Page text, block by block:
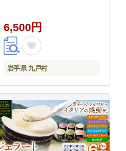
産 国産 お取り寄せ 送
料無料 大きい 不揃い
シイタケ 山盛り 干し椎
茸 肉厚 出汁 煮物 鍋 茶
--
6,500円
岩手県 九戸村